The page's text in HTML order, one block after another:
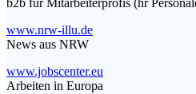
b2b für Mitarbeiterprofis (hr
www.nrw-illu.de
News aus NRW
www.jobscenter.eu
Arbeiten in Europa